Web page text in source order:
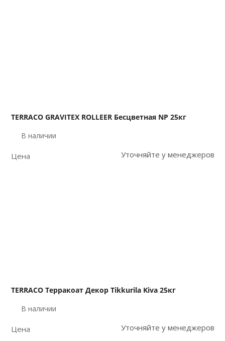
TERRACO GRAVITEX ROLLEER Бесцветная NP 25кг
В наличии
Цена Уточняйте у менеджеров
TERRACO Терракоат Декор Tikkurila Kiva 25кг
В наличии
Цена Уточняйте у менеджеров